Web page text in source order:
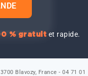
% gratuit et rapide.
Blavozy, France - 04 71 01